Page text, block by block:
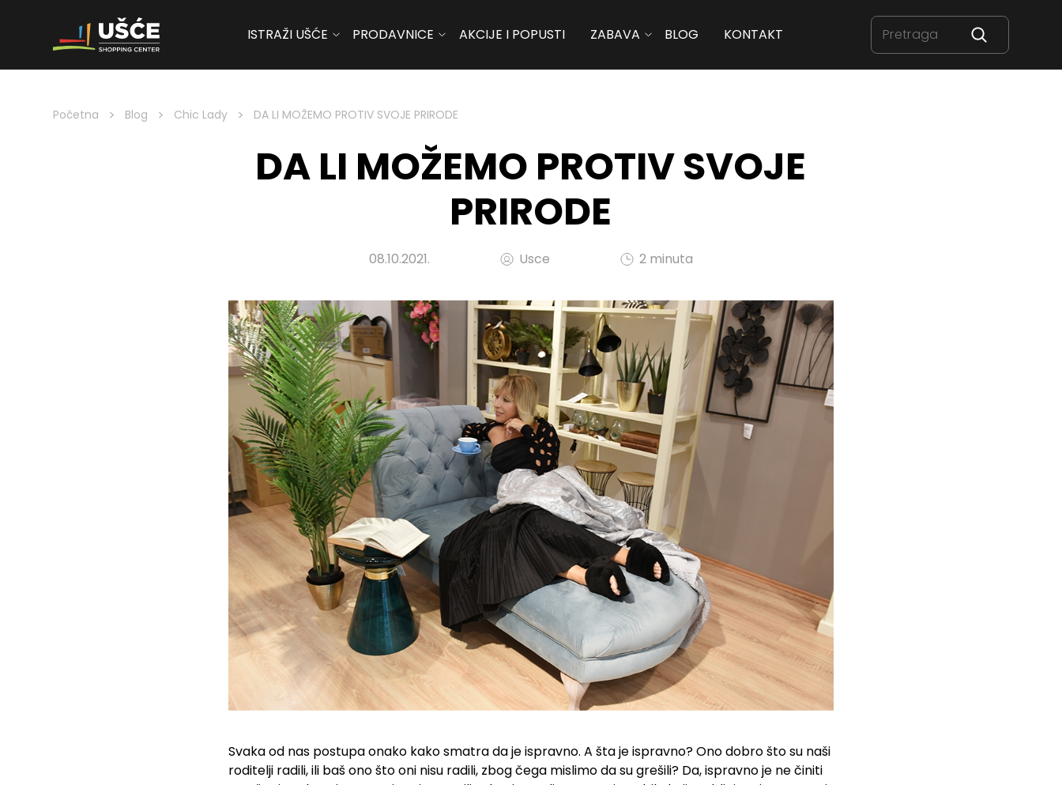
Skip to content
ISTRAŽI UŠĆE PRODAVNICE AKCIJE I POPUSTI ZABAVA BLOG KONTAKT
Početna > Blog > Chic Lady > DA LI MOŽEMO PROTIV SVOJE PRIRODE
DA LI MOŽEMO PROTIV SVOJE
PRIRODE
08.10.2021. Usce 2 minuta
Svaka od nas postupa onako kako smatra da je ispravno. A šta je ispravno? Ono dobro što su naši
roditelji radili, ili baš ono što oni nisu radili, zbog čega mislimo da su grešili? Da, ispravno je ne činiti